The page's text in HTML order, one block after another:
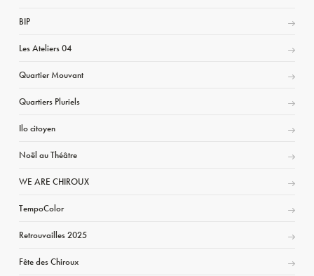
BIP
Les Ateliers 04
Quartier Mouvant
Quartiers Pluriels
Ilo citoyen
Noël au Théâtre
WE ARE CHIROUX
TempoColor
Retrouvailles 2025
Fête des Chiroux